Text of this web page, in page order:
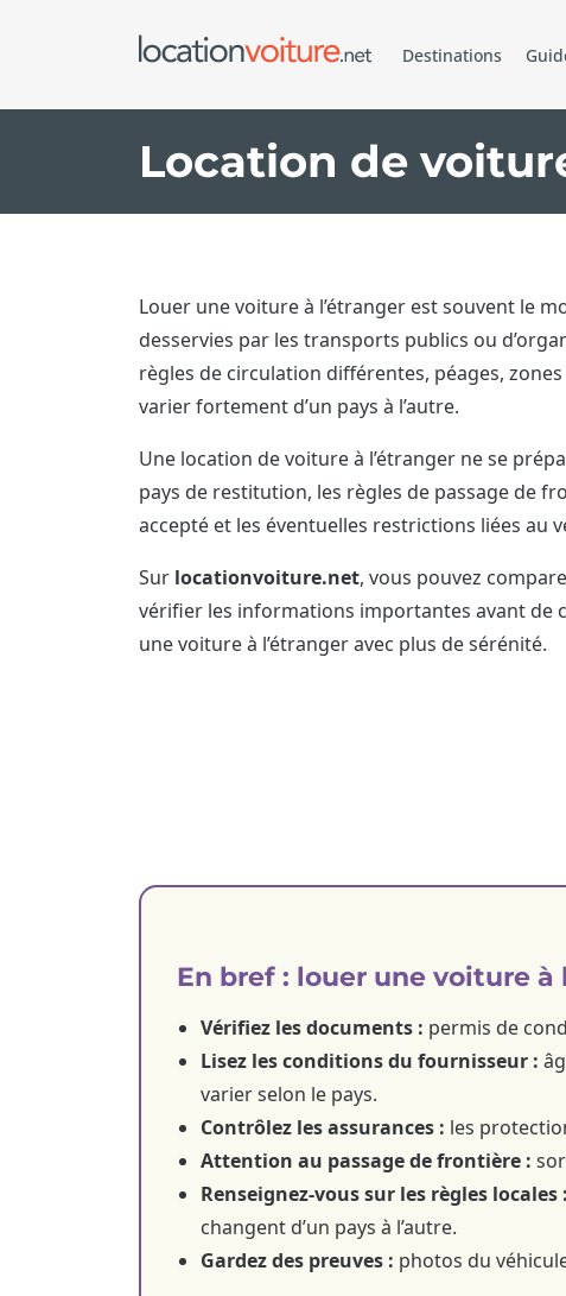
Destinations
Location de
Louer une voiture à l’étranger est souvent le
desservies par les transports publics ou
règles de circulation différentes, péages,
varier fortement d’un pays à l’autre.
Une location de voiture à l’étranger ne se
pays de restitution, les règles de passage de
accepté et les éventuelles restrictions liées au
Sur locationvoiture.net, vous pouvez
vérifier les informations importantes avant de
une voiture à l’étranger avec plus de sérénité.
En bref : louer une voiture à
Vérifiez les documents : permis de
Lisez les conditions du fournisseur :
varier selon le pays.
Contrôlez les assurances : les
Attention au passage de frontière :
Renseignez-vous sur les règles locales :
changent d’un pays à l’autre.
Gardez des preuves : photos du